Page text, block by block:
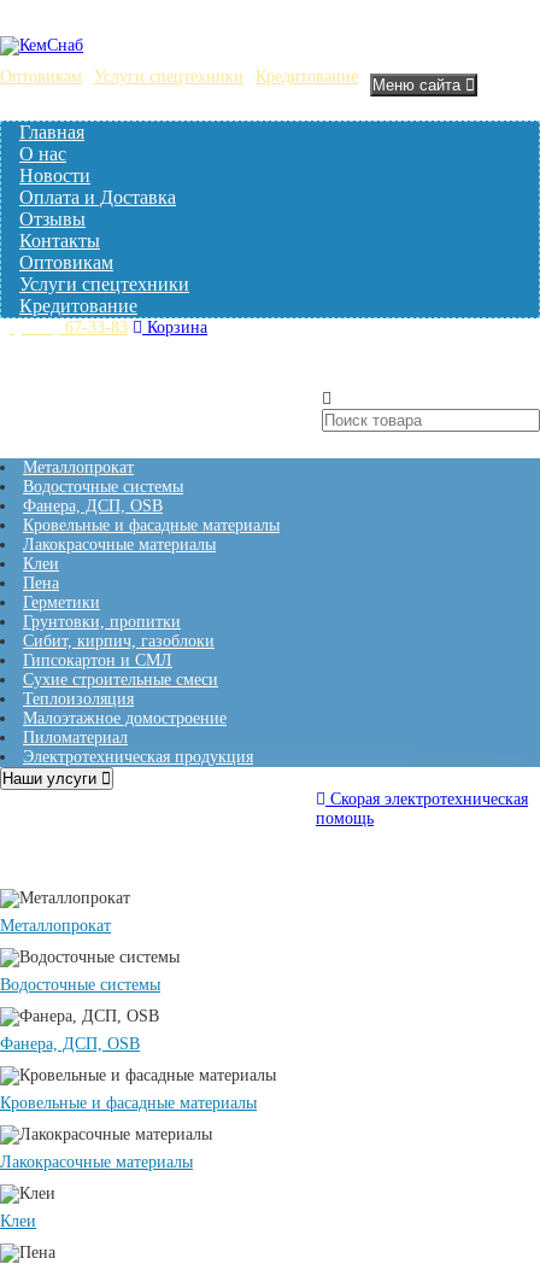
Оптовикам Услуги спецтехники Кредитование Меню сайта
Главная
О нас
Новости
Оплата и Доставка
Отзывы
Контакты
Оптовикам
Услуги спецтехники
Кредитование
67-33-83
Корзина
Металлопрокат
Водосточные системы
Фанера, ДСП, OSB
Кровельные и фасадные материалы
Лакокрасочные материалы
Клеи
Пена
Герметики
Грунтовки, пропитки
Сибит, кирпич, газоблоки
Гипсокартон и СМЛ
Сухие строительные смеси
Теплоизоляция
Малоэтажное домостроение
Пиломатериал
Электротехническая продукция
Наши улсуги
Скорая электротехническая
помощь
Металлопрокат
Водосточные системы
Фанера, ДСП, OSB
Кровельные и фасадные материалы
Лакокрасочные материалы
Клеи